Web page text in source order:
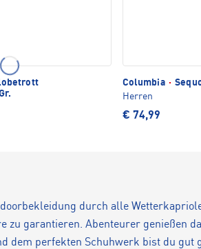
Columbia ·
Herren
€ 74,99
durch alle
zu garantieren. Abenteurer genießen
dem perfekten Schuhwerk bist du gut